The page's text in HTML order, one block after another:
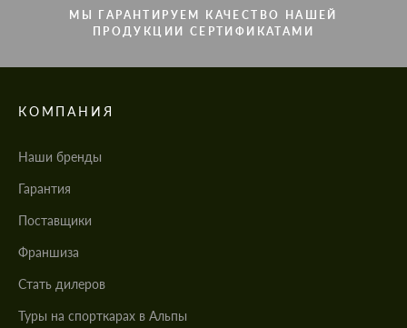
МЫ ГАРАНТИРУЕМ КАЧЕСТВО НАШЕЙ
ПРОДУКЦИИ СЕРТИФИКАТАМИ
КОМПАНИЯ
Наши бренды
Гарантия
Поставщики
Франшиза
Стать дилеров
Туры на спорткарах в Альпы